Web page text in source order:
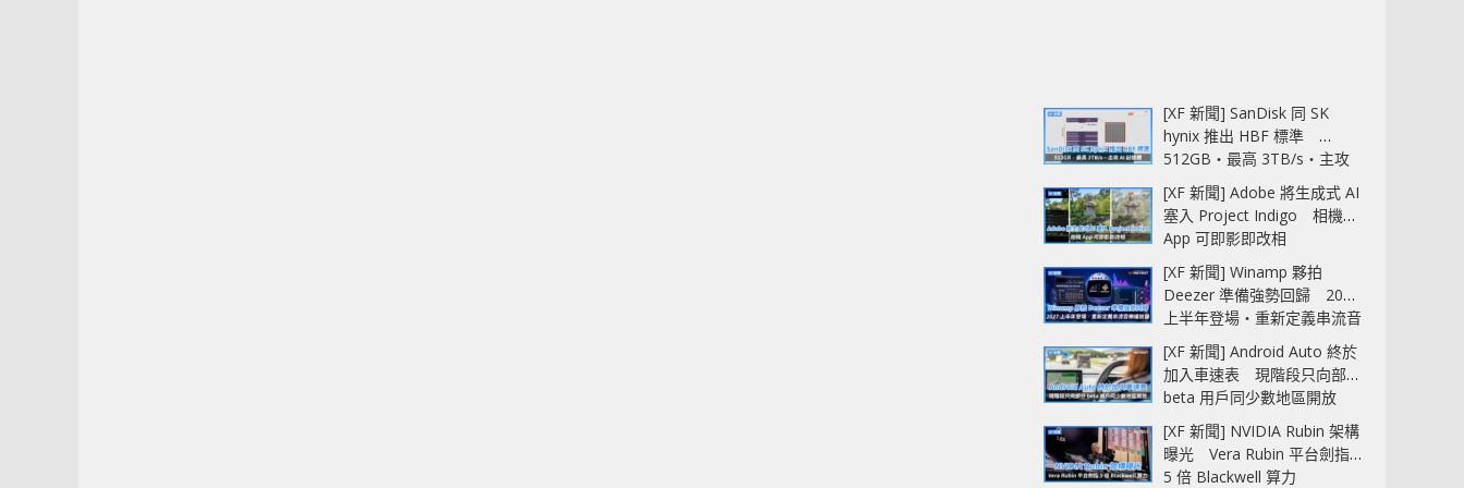
[XF 新聞] SanDisk 同 SK
hynix 推出 HBF 標準
512GB‧最高 3TB/s‧主攻
AI 記憶體
[XF 新聞] Adobe 將生成式 AI
塞入 Project Indigo 相機
App 可即影即改相
[XF 新聞] Winamp 夥拍
Deezer 準備強勢回歸 2027
上半年登場‧重新定義串流音
樂播放器
[XF 新聞] Android Auto 終於
加入車速表 現階段只向部分
beta 用戶同少數地區開放
[XF 新聞] NVIDIA Rubin 架構
曝光 Vera Rubin 平台劍指
5 倍 Blackwell 算力